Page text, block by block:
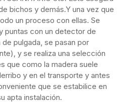
bichos y demás.Y una vez que
un proceso con ellas. Se
puntas con un detector de
pulgada, se pasan por
y se realiza una selección
que como la madera suele
y en el transporte y antes
que se estabilice en
apta instalación.